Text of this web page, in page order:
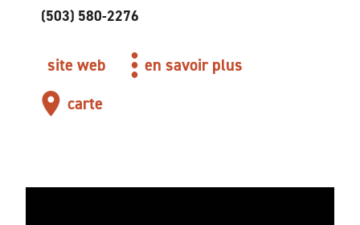
(503) 580-2276
site web
en savoir plus
carte